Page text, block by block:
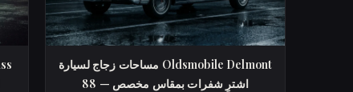
مساحات زجاج لسيارة Oldsmobile Delmont
88 — اشترِ شفرات بمقاس مخصص